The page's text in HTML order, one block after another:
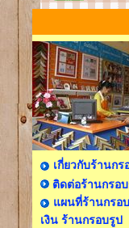
เกี่ยวกับร้านกร
ติดต่อร้านกรอบ
แผนที่ร้านกรอ
เงิน ร้านกรอบรูป